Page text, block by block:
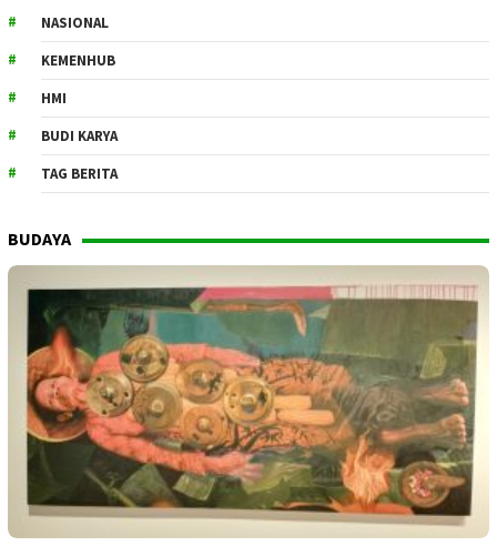
NASIONAL
KEMENHUB
HMI
BUDI KARYA
TAG BERITA
BUDAYA